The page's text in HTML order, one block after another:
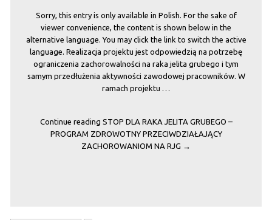
Sorry, this entry is only available in Polish. For the sake of
viewer convenience, the content is shown below in the
alternative language. You may click the link to switch the active
language. Realizacja projektu jest odpowiedzią na potrzebę
ograniczenia zachorowalności na raka jelita grubego i tym
samym przedłużenia aktywności zawodowej pracowników. W
ramach projektu …
Continue reading STOP DLA RAKA JELITA GRUBEGO –
PROGRAM ZDROWOTNY PRZECIWDZIAŁAJĄCY
ZACHOROWANIOM NA RJG →